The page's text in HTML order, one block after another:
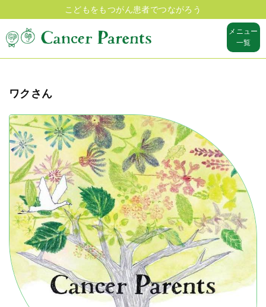
こどもをもつがん患者でつながろう
メニュー
一覧
ワクさん